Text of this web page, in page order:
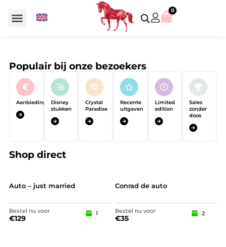
0
Populair bij onze bezoekers
AanbiedingenDisney
stukken
Crystal
Paradise
Recente
uitgaven
Limited
edition
Sales
zonder
doos
Shop direct
Auto – just married
Bestel nu voor
€129
1
Conrad de auto
Bestel nu voor
€35
2